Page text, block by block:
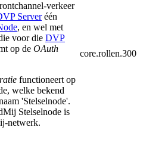
verkeer
Serveréén
, en wel met
voor die DVP
op de OAuth
functioneert op
welke bekend
'Stelselnode'.
Stelselnode is
netwerk.
core.rollen.300